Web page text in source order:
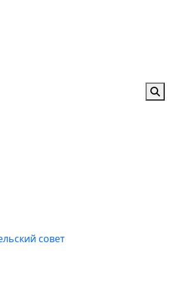
совет